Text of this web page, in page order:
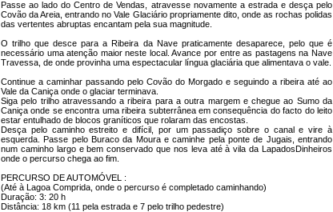
Passe ao lado do Centro de Vendas, atravesse novamente a estrada e desça pelo
Covão da Areia, entrando no Vale Glaciário propriamente dito, onde as rochas polidas
das vertentes abruptas encantam pela sua magnitude.
O trilho que desce para a Ribeira da Nave praticamente desaparece, pelo que é
necessário uma atenção maior neste local. Avance por entre as pastagens na Nave
Travessa, de onde provinha uma espectacular língua glaciária que alimentava o vale.
Continue a caminhar passando pelo Covão do Morgado e seguindo a ribeira até ao
Vale da Caniça onde o glaciar terminava.
Siga pelo trilho atravessando a ribeira para a outra margem e chegue ao Sumo da
Caniça onde se encontra uma ribeira subterrânea em consequência do facto do leito
estar entulhado de blocos graníticos que rolaram das encostas.
Desça pelo caminho estreito e difícil, por um passadiço sobre o canal e vire à
esquerda. Passe pelo Buraco da Moura e caminhe pela ponte de Jugais, entrando
num caminho largo e bem conservado que nos leva até à vila da LapadosDinheiros
onde o percurso chega ao fim.
PERCURSO DE AUTOMÓVEL :
(Até à Lagoa Comprida, onde o percurso é completado caminhando)
Duração: 3: 20 h
Distância: 18 km (11 pela estrada e 7 pelo trilho pedestre)